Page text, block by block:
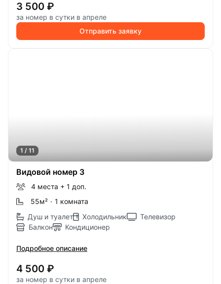
3 500 ₽
за номер в сутки в апреле
Отправить заявку
1 / 11
Видовой номер 3
4 места + 1 доп.
55м² · 1 комната
Душ и туалет
Холодильник
Телевизор
Балкон
Кондиционер
Подробное описание
4 500 ₽
за номер в сутки в апреле